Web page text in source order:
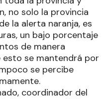
no solo la provincia
la alerta naranja, es
un bajo porcentaje
de manera
se mantendrá por
se percibe
coordinador del